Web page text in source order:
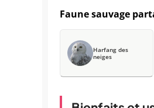
Faune sauvage
Harfang des
neiges